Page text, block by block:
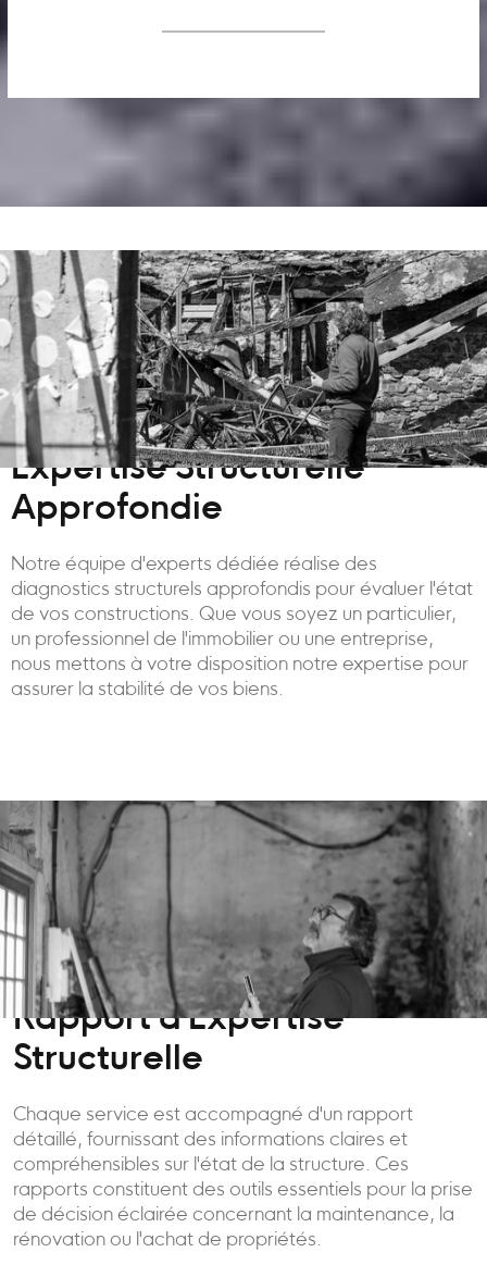
Expertise Structurelle
Approfondie
Notre équipe d'experts dédiée réalise des
diagnostics structurels approfondis pour évaluer l'état
de vos constructions. Que vous soyez un particulier,
un professionnel de l'immobilier ou une entreprise,
nous mettons à votre disposition notre expertise pour
assurer la stabilité de vos biens.
Rapport d'Expertise
Structurelle
Chaque service est accompagné d'un rapport
détaillé, fournissant des informations claires et
compréhensibles sur l'état de la structure. Ces
rapports constituent des outils essentiels pour la prise
de décision éclairée concernant la maintenance, la
rénovation ou l'achat de propriétés.